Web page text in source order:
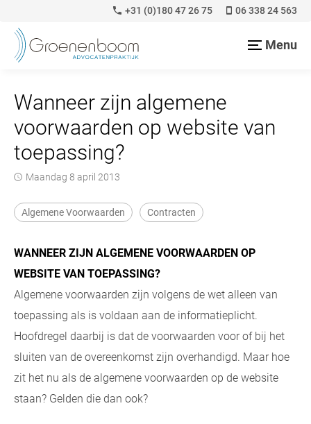
+31 (0)180 47 26 75 06 338 24 563
Menu
Wanneer zijn algemene
voorwaarden op website van
toepassing?
maandag 8 april 2013
Algemene Voorwaarden Contracten
WANNEER ZIJN ALGEMENE VOORWAARDEN OP
WEBSITE VAN TOEPASSING?
Algemene voorwaarden zijn volgens de wet alleen van
toepassing als is voldaan aan de informatieplicht.
Hoofdregel daarbij is dat de voorwaarden voor of bij het
sluiten van de overeenkomst zijn overhandigd. Maar hoe
zit het nu als de algemene voorwaarden op de website
staan? Gelden die dan ook?